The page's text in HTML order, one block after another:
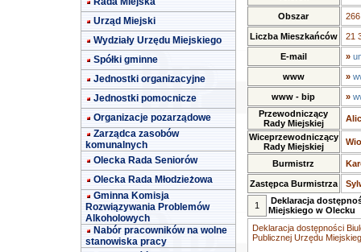
Urząd Miejski
Wydziały Urzędu Miejskiego
Spółki gminne
Jednostki organizacyjne
Jednostki pomocnicze
Organizacje pozarządowe
Zarządca zasobów
komunalnych
Olecka Rada Seniorów
Olecka Rada Młodzieżowa
Gminna Komisja
Rozwiązywania Problemów
Alkoholowych
Nabór pracowników na wolne
stanowiska pracy
Obszar
Liczba Mieszkańców 21
E-mail »
www »
www - bip »
Przewodniczący
Rady Miejskiej
Wiceprzewodniczący
Rady Miejskiej
Burmistrz
Zastępca Burmistrza
1
Deklaracja
Miejskiego w Olecku
Deklaracja dostępności
Publicznej Urzędu